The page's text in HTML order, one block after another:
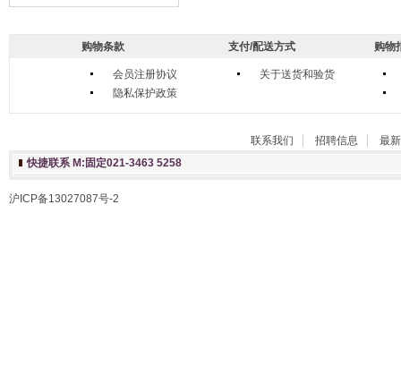
购物条款
会员注册协议
隐私保护政策
支付/配送方式
关于送货和验货
购物
联系我们 招聘信息
最
快捷联系 M:固定021-3463 5258
沪ICP备13027087号-2